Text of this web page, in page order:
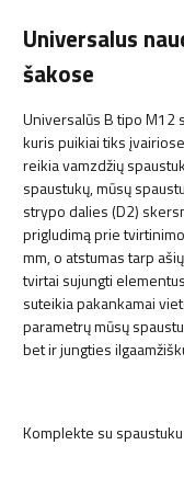
Universalus
šakose
Universalūs B tipo M12
kuris puikiai tiks
reikia vamzdžių
spaustukų, mūsų
strypo dalies (D2)
prigludimą prie
mm, o atstumas tarp
tvirtai sujungti
suteikia pakankamai
parametrų mūsų
bet ir jungties
Komplekte su